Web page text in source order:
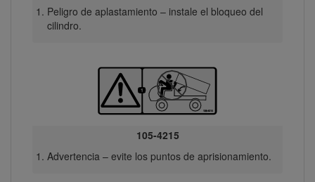
Peligro de aplastamiento – instale el bloqueo del
cilindro.
105-4215
Advertencia – evite los puntos de aprisionamiento.